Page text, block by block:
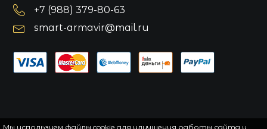
+7 (988) 379-80-63
smart-armavir@mail.ru
Мы используем файлы cookie для улучшения работы сайта и